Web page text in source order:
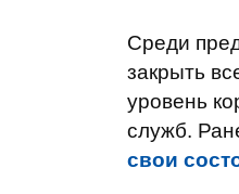
Среди
закрыть
уровень
служб.
свои